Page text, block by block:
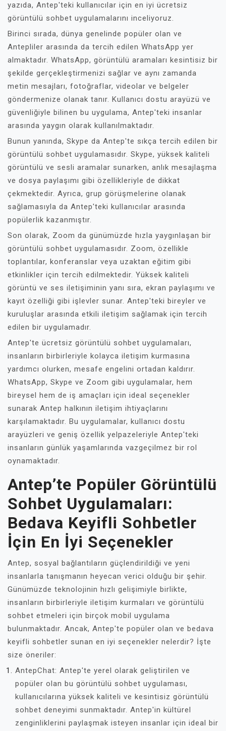
yazıda, Antep'teki kullanıcılar için en iyi ücretsiz
görüntülü sohbet uygulamalarını inceliyoruz.
Birinci sırada, dünya genelinde popüler olan ve
Antepliler arasında da tercih edilen WhatsApp yer
almaktadır. WhatsApp, görüntülü aramaları kesintisiz bir
şekilde gerçekleştirmenizi sağlar ve aynı zamanda
metin mesajları, fotoğraflar, videolar ve belgeler
göndermenize olanak tanır. Kullanıcı dostu arayüzü ve
güvenliğiyle bilinen bu uygulama, Antep'teki insanlar
arasında yaygın olarak kullanılmaktadır.
Bunun yanında, Skype da Antep'te sıkça tercih edilen bir
görüntülü sohbet uygulamasıdır. Skype, yüksek kaliteli
görüntülü ve sesli aramalar sunarken, anlık mesajlaşma
ve dosya paylaşımı gibi özellikleriyle de dikkat
çekmektedir. Ayrıca, grup görüşmelerine olanak
sağlamasıyla da Antep'teki kullanıcılar arasında
popülerlik kazanmıştır.
Son olarak, Zoom da günümüzde hızla yaygınlaşan bir
görüntülü sohbet uygulamasıdır. Zoom, özellikle
toplantılar, konferanslar veya uzaktan eğitim gibi
etkinlikler için tercih edilmektedir. Yüksek kaliteli
görüntü ve ses iletişiminin yanı sıra, ekran paylaşımı ve
kayıt özelliği gibi işlevler sunar. Antep'teki bireyler ve
kuruluşlar arasında etkili iletişim sağlamak için tercih
edilen bir uygulamadır.
Antep'te ücretsiz görüntülü sohbet uygulamaları,
insanların birbirleriyle kolayca iletişim kurmasına
yardımcı olurken, mesafe engelini ortadan kaldırır.
WhatsApp, Skype ve Zoom gibi uygulamalar, hem
bireysel hem de iş amaçları için ideal seçenekler
sunarak Antep halkının iletişim ihtiyaçlarını
karşılamaktadır. Bu uygulamalar, kullanıcı dostu
arayüzleri ve geniş özellik yelpazeleriyle Antep'teki
insanların günlük yaşamlarında vazgeçilmez bir rol
oynamaktadır.
Antep’te Popüler Görüntülü
Sohbet Uygulamaları:
Bedava Keyifli Sohbetler
İçin En İyi Seçenekler
Antep, sosyal bağlantıların güçlendirildiği ve yeni
insanlarla tanışmanın heyecan verici olduğu bir şehir.
Günümüzde teknolojinin hızlı gelişimiyle birlikte,
insanların birbirleriyle iletişim kurmaları ve görüntülü
sohbet etmeleri için birçok mobil uygulama
bulunmaktadır. Ancak, Antep'te popüler olan ve bedava
keyifli sohbetler sunan en iyi seçenekler nelerdir? İşte
size öneriler:
AntepChat: Antep'te yerel olarak geliştirilen ve
popüler olan bu görüntülü sohbet uygulaması,
kullanıcılarına yüksek kaliteli ve kesintisiz görüntülü
sohbet deneyimi sunmaktadır. Antep'in kültürel
zenginliklerini paylaşmak isteyen insanlar için ideal bir